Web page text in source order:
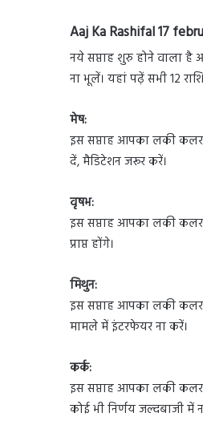
Aaj Ka Rashifal 17
नये सप्ताह शुरु होने वाला
ना भूलें। यहां पढ़ें सभी 12
मेष:
इस सप्ताह आपका लकी कलर
दें, मैडिटेशन जरूर करें।
वृषभ:
इस सप्ताह आपका लकी
प्राप्त होंगे।
मिथुन:
इस सप्ताह आपका लकी
मामले में इंटरफेयर ना करें।
कर्क:
इस सप्ताह आपका लकी
कोई भी निर्णय जल्दबाजी में